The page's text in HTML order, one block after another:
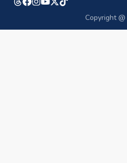
Copyright